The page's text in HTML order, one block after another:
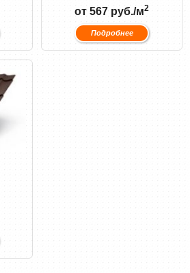
от 567 руб./м2
Подробнее